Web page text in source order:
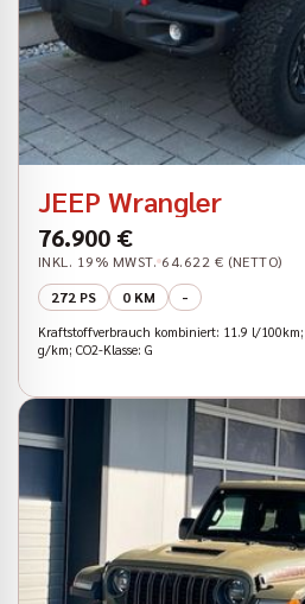
JEEP Wrangler
76.900 €
INKL. 19% MWST. 64.622 € (NETTO)
272 PS
0 KM -
Kraftstoffverbrauch kombiniert: 11.9 l/100km;
g/km; CO2-Klasse: G